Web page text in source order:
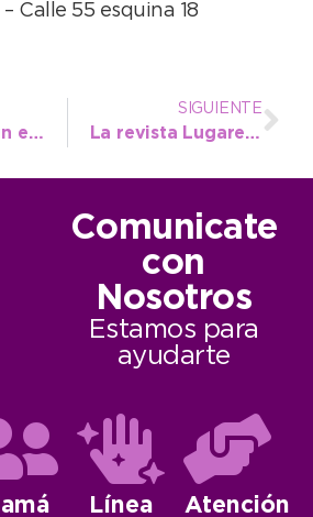
Calle 55 esquina 18
Se despliega un exhaustivo operativo diario de limpieza en las costas locales
SIGUIENTE
La revista Lugares de La Nación publicó nota con despliegue sobre Quequén
Comunicate
con
Nosotros
Estamos para
ayudarte
Línea
Atención